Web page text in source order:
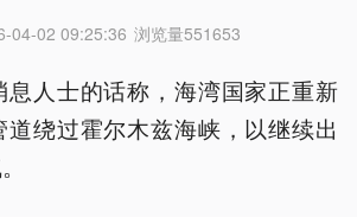
04-02 09:25:36 浏览量551653
人士的话称，海湾国家正重新
绕过霍尔木兹海峡，以继续出